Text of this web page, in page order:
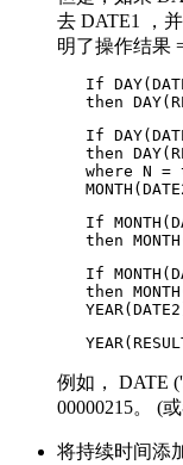
去 DATE1 ，
明了操作结果
If
then
If
then
where N =
If
then
If
then
例如， DATE
00000215。 (
将持续时间添